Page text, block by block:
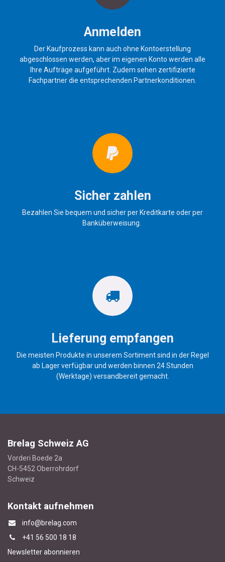
Anmelden
Der Kaufprozess kann auch ohne Kontoerstellung
abgeschlossen werden, aber im eigenen Konto werden alle
Ihre Aufträge aufgeführt. Zudem sehen zertifizierte
Fachpartner die entsprechenden Partnerkonditionen.
Sicher zahlen
Bezahlen Sie bequem und sicher per Kreditkarte oder per
Banküberweisung.
Lieferung empfangen
Die meisten Produkte in unserem Sortiment sind in der Regel
ab Lager verfügbar und werden binnen 24 Stunden
(Werktage) versandbereit gemacht.
Brelag Schweiz AG
Vorderi Boede 2a
CH-5452 Oberrohrdorf
Schweiz
Kontakt aufnehmen
info@brelag.com
+41 56 500 18 18
Newsletter abonnieren